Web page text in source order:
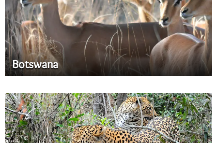
Botswana